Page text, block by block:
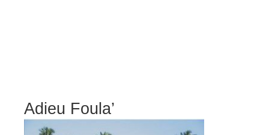
Adieu Foula’